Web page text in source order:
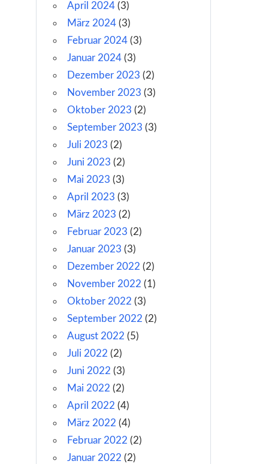
April 2024(3)
März 2024(3)
Februar 2024(3)
Januar 2024(3)
Dezember 2023 (2)
November 2023 (3)
Oktober 2023 (2)
September 2023 (3)
Juli 2023 (2)
Juni 2023 (2)
Mai 2023 (3)
April 2023 (3)
März 2023 (2)
Februar 2023 (2)
Januar 2023 (3)
Dezember 2022 (2)
November 2022 (1)
Oktober 2022 (3)
September 2022 (2)
August 2022 (5)
Juli 2022 (2)
Juni 2022 (3)
Mai 2022 (2)
April 2022 (4)
März 2022 (4)
Februar 2022 (2)
Januar 2022 (2)